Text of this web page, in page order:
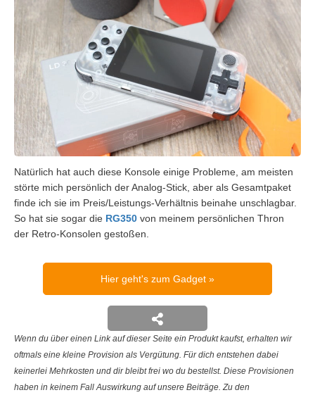
Natürlich hat auch diese Konsole einige Probleme, am meisten
störte mich persönlich der Analog-Stick, aber als Gesamtpaket
finde ich sie im Preis/Leistungs-Verhältnis beinahe unschlagbar.
So hat sie sogar die RG350 von meinem persönlichen Thron
der Retro-Konsolen gestoßen.
Hier geht's zum Gadget
Wenn du über einen Link auf dieser Seite ein Produkt kaufst, erhalten wir
oftmals eine kleine Provision als Vergütung. Für dich entstehen dabei
keinerlei Mehrkosten und dir bleibt frei wo du bestellst. Diese Provisionen
haben in keinem Fall Auswirkung auf unsere Beiträge. Zu den